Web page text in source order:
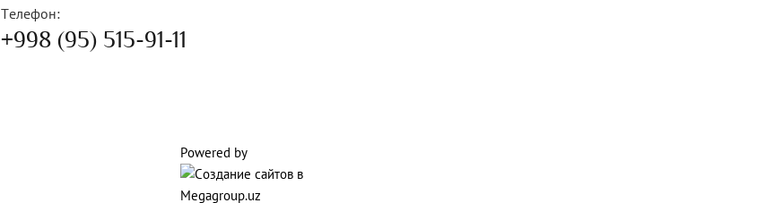
Телефон:
+998 (95) 515-91-11
Powered by